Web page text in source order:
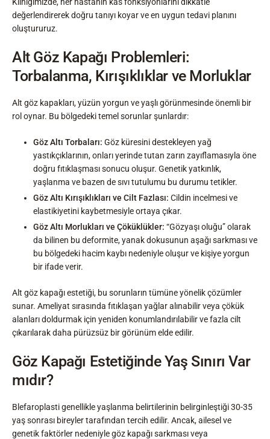
Kliniğimizde, her hastanın kas fonksiyonlarını dikkatle
değerlendirerek doğru tanıyı koyar ve en uygun tedavi planını
oluştururuz.
Alt Göz Kapağı Problemleri:
Torbalanma, Kırışıklıklar ve Morluklar
Alt göz kapakları, yüzün yorgun ve yaşlı görünmesinde önemli bir
rol oynar. Bu bölgedeki temel sorunlar şunlardır:
Göz Altı Torbaları: Göz küresini destekleyen yağ
yastıkçıklarının, onları yerinde tutan zarın zayıflamasıyla öne
doğru fıtıklaşması sonucu oluşur. Genetik yatkınlık,
yaşlanma ve bazen de sıvı tutulumu bu durumu tetikler.
Göz Altı Kırışıklıkları ve Cilt Fazlası: Cildin incelmesi ve
elastikiyetini kaybetmesiyle ortaya çıkar.
Göz Altı Morlukları ve Çöküklükler: “Gözyaşı oluğu” olarak
da bilinen bu deformite, yanak dokusunun aşağı sarkması ve
bu bölgedeki hacim kaybı nedeniyle oluşur ve kişiye yorgun
bir ifade verir.
Alt göz kapağı estetiği, bu sorunların tümüne yönelik çözümler
sunar. Ameliyat sırasında fıtıklaşan yağlar alınabilir veya çökük
alanları doldurmak için yeniden konumlandırılabilir ve fazla cilt
çıkarılarak daha pürüzsüz bir görünüm elde edilir.
Göz Kapağı Estetiğinde Yaş Sınırı Var
mıdır?
Blefaroplasti genellikle yaşlanma belirtilerinin belirginleştiği 30-35
yaş sonrası bireyler tarafından tercih edilir. Ancak, ailesel ve
genetik faktörler nedeniyle göz kapağı sarkması veya